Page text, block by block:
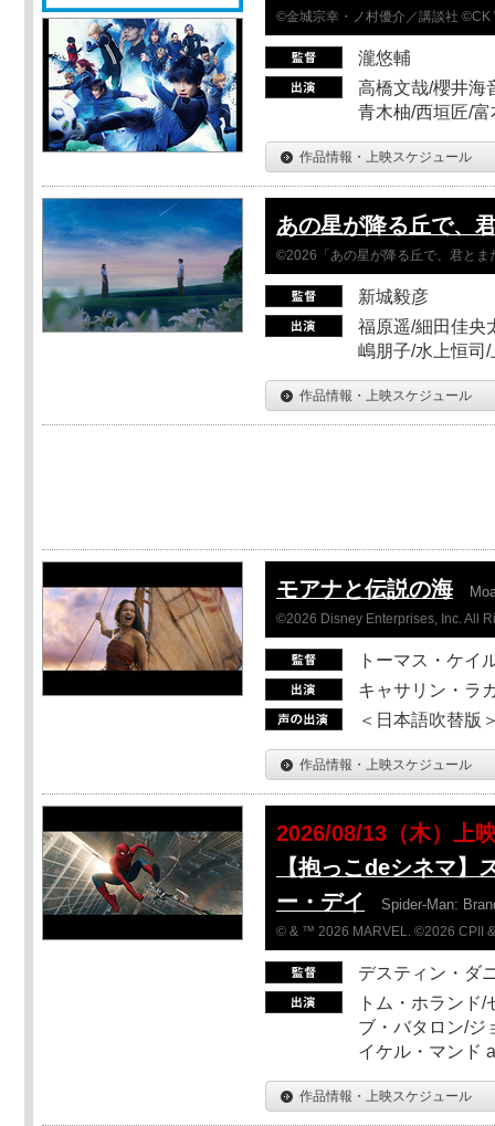
©金城宗幸・ノ村優介／講談社 ©CK
瀧悠輔
高橋文哉/櫻井海
青木柚/西垣匠/
作品情報・上映スケジュール
あの星が降る丘で、
©2026「あの星が降る丘で、君とま
新城毅彦
福原遥/細田佳央
嶋朋子/水上恒司
作品情報・上映スケジュール
モアナと伝説の海
©2026 Disney Enterprises, Inc. All
トーマス・ケイ
キャサリン・ラ
＜日本語吹替版
作品情報・上映スケジュール
2026/08/13（木）上
【抱っこdeシネマ】
ー・デイ
Spider-Man:
© & ™ 2026 MARVEL. ©2026 CPII
デスティン・ダ
トム・ホランド
ブ・バタロン/ジ
イケル・マンド
作品情報・上映スケジュール